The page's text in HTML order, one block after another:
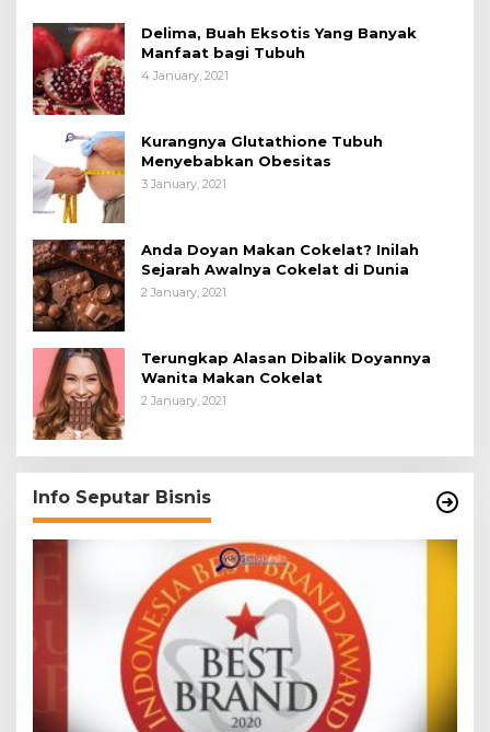
Delima, Buah Eksotis Yang Banyak
Manfaat bagi Tubuh
4 January, 2021
Kurangnya Glutathione Tubuh
Menyebabkan Obesitas
3 January, 2021
Anda Doyan Makan Cokelat? Inilah
Sejarah Awalnya Cokelat di Dunia
2 January, 2021
Terungkap Alasan Dibalik Doyannya
Wanita Makan Cokelat
2 January, 2021
Info Seputar Bisnis